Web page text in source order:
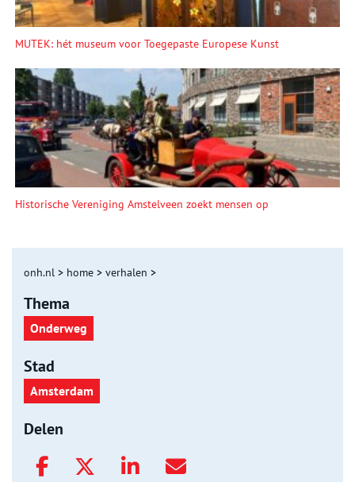
MUTEK: hét museum voor Toegepaste Europese Kunst
Historische Vereniging Amstelveen zoekt mensen op
onh.nl > home > verhalen >
Thema
Onderweg
Stad
Amsterdam
Delen